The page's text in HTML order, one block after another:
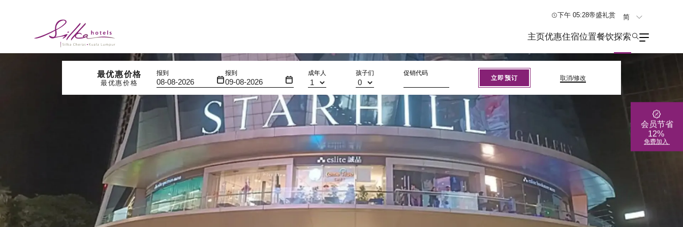
下午 05:29帝盛礼赏
简
En
繁
主页优惠住宿位置餐饮探索
最优惠价格
最优惠价格
报到 报到 成年人 孩子们 促销代码
立即预订 取消/修改
会员节省
12%
免费加入